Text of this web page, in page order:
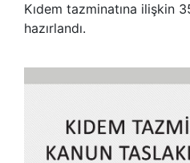
Kıdem tazminatına ilişkin
hazırlandı.